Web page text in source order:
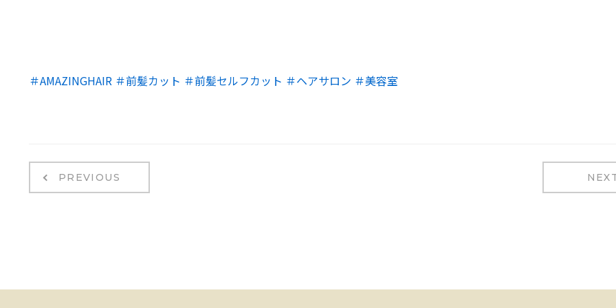
＃AMAZINGHAIR ＃前髪カット ＃前髪セルフカット ＃ヘアサロン ＃美容室
PREVIOUS